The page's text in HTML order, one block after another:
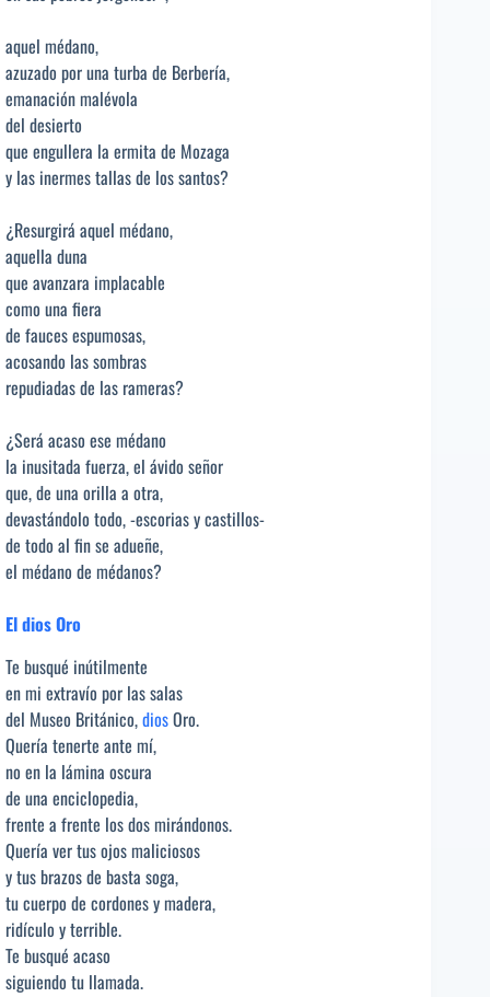
aquel médano,
azuzado por una turba de Berbería,
emanación malévola
del desierto
que engullera la ermita de Mozaga
y las inermes tallas de los santos?
¿Resurgirá aquel médano,
aquella duna
que avanzara implacable
como una fiera
de fauces espumosas,
acosando las sombras
repudiadas de las rameras?
¿Será acaso ese médano
la inusitada fuerza, el ávido señor
que, de una orilla a otra,
devastándolo todo, -escorias y castillos-
de todo al fin se adueñe,
el médano de médanos?
El dios Oro
Te busqué inútilmente
en mi extravío por las salas
del Museo Británico,diosOro.
Quería tenerte ante mí,
no en la lámina oscura
de una enciclopedia,
frente a frente los dos mirándonos.
Quería ver tus ojos maliciosos
y tus brazos de basta soga,
tu cuerpo de cordones y madera,
ridículo y terrible.
Te busqué acaso
siguiendo tu llamada.